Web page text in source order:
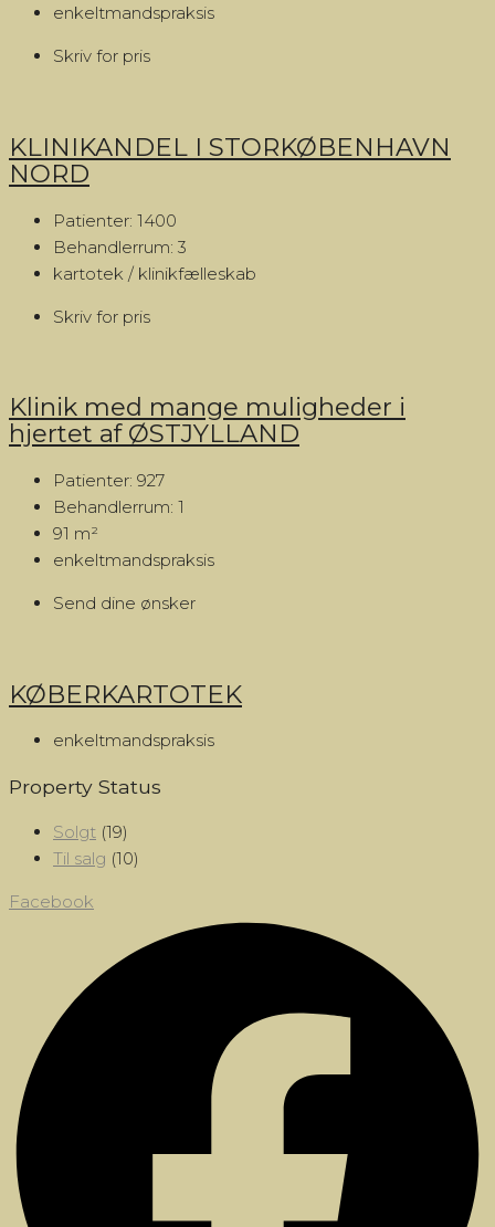
enkeltmandspraksis
Skriv for pris
KLINIKANDEL I STORKØBENHAVN
NORD
Patienter: 1400
Behandlerrum: 3
kartotek / klinikfælleskab
Skriv for pris
Klinik med mange muligheder i
hjertet af ØSTJYLLAND
Patienter: 927
Behandlerrum: 1
91 m²
enkeltmandspraksis
Send dine ønsker
KØBERKARTOTEK
enkeltmandspraksis
Property Status
Solgt (19)
Til salg (10)
Facebook